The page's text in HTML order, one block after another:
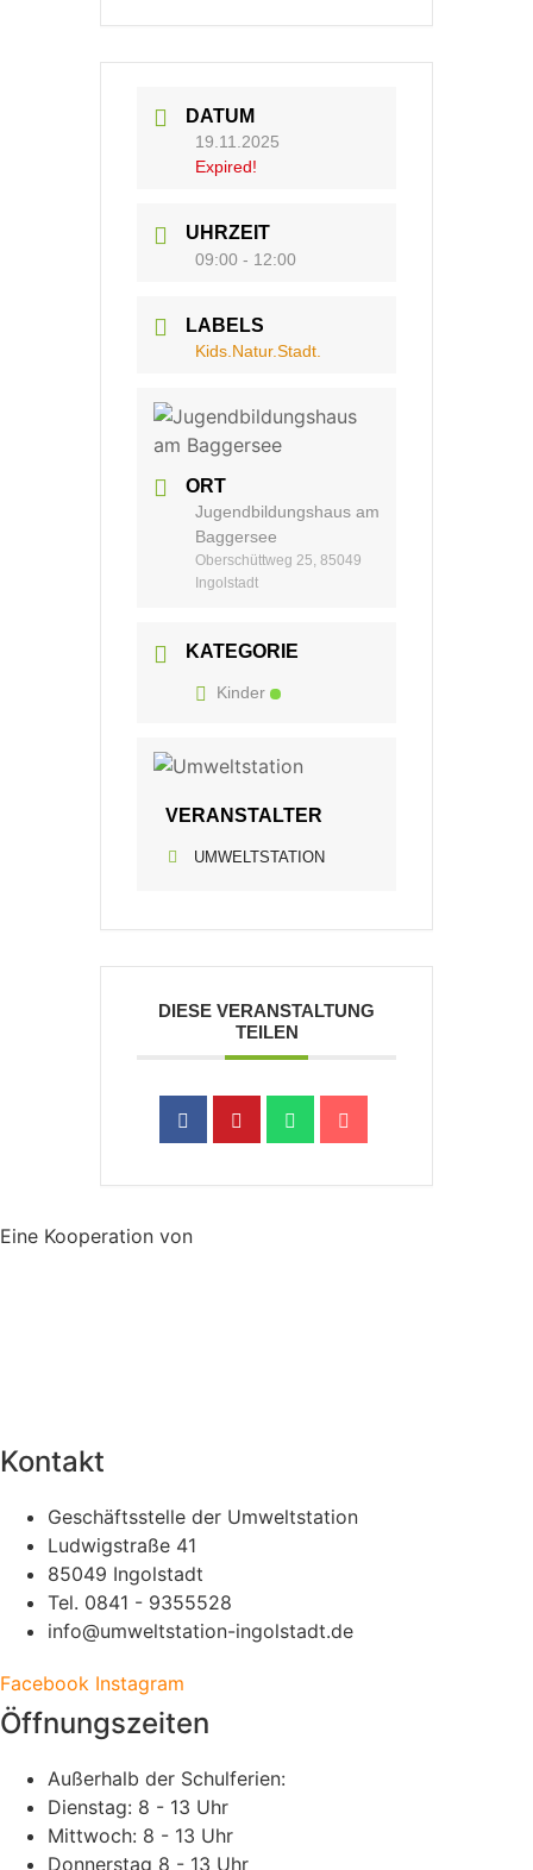
DATUM
19.11.2025
Expired!
UHRZEIT
09:00 - 12:00
LABELS
Kids.Natur.Stadt.
ORT
Jugendbildungshaus am
Baggersee
Oberschüttweg 25, 85049
Ingolstadt
KATEGORIE
Kinder
VERANSTALTER
UMWELTSTATION
DIESE VERANSTALTUNG
TEILEN
Eine Kooperation von
Kontakt
Geschäftsstelle der Umweltstation
Ludwigstraße 41
85049 Ingolstadt
Tel. 0841 - 9355528
info@umweltstation-ingolstadt.de
Facebook Instagram
Öffnungszeiten
Außerhalb der Schulferien:
Dienstag: 8 - 13 Uhr
Mittwoch: 8 - 13 Uhr
Donnerstag 8 - 13 Uhr